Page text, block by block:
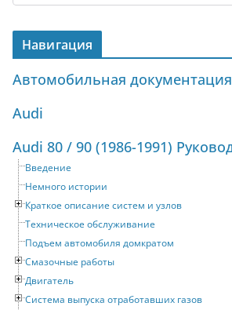
Навигация
Автомобильная документация
Audi
Введение
Немного истории
Краткое описание систем и узлов
Техническое обслуживание
Подъем автомобиля домкратом
Смазочные работы
Двигатель
Система выпуска отработавших газов